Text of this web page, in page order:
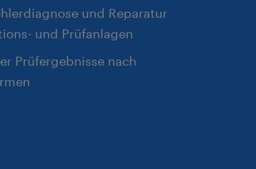
und Reparatur
und Prüfanlagen
Prüfergebnisse nach